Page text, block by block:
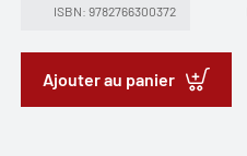
ISBN: 9782766300372
Ajouter au panier